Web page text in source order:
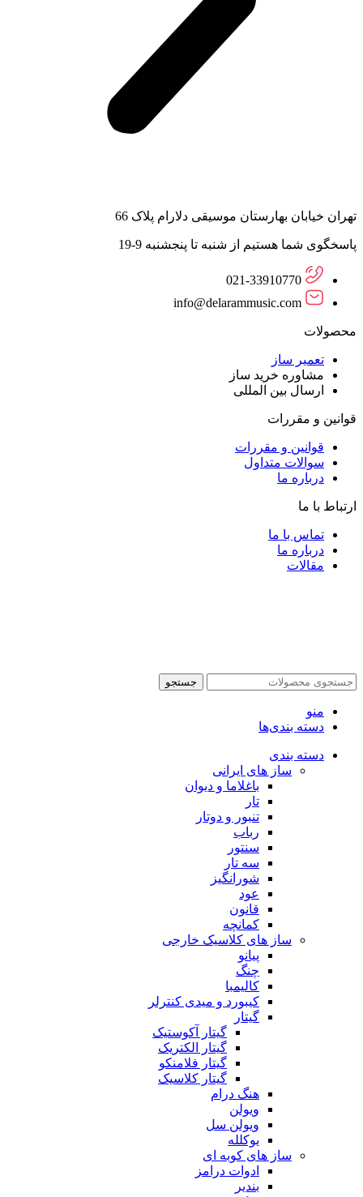
تهران خیابان بهارستان موسیقی دلارام پلاک 66
پاسخگوی شما هستیم از شنبه تا پنجشنبه 9-19
021-33910770
info@delarammusic.com
محصولات
تعمیر ساز
مشاوره خرید ساز
ارسال بین المللی
قوانین و مقررات
قوانین و مقررات
سوالات متداول
درباره ما
ارتباط با ما
تماس با ما
درباره ما
مقالات
جستجو
منو
دسته بندی‌ها
دسته بندی
ساز های ایرانی
باغلاما و دیوان
تار
تنبور و دوتار
رباب
سنتور
سه تار
شورانگیز
عود
قانون
کمانچه
ساز های کلاسیک خارجی
پیانو
چنگ
کالیمبا
کیبورد و میدی کنترلر
گیتار
گیتار آکوستیک
گیتار الکتریک
گیتار فلامنکو
گیتار کلاسیک
هنگ درام
ویولن
ویولن سل
یوکلله
ساز های کوبه ای
ادوات درامز
بندیر